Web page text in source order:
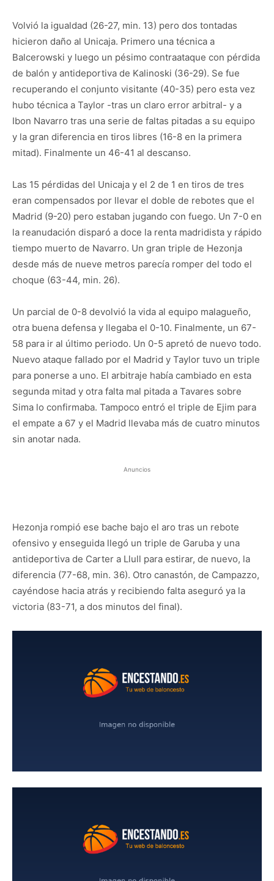
Volvió la igualdad (26-27, min. 13) pero dos tontadas
hicieron daño al Unicaja. Primero una técnica a
Balcerowski y luego un pésimo contraataque con pérdida
de balón y antideportiva de Kalinoski (36-29). Se fue
recuperando el conjunto visitante (40-35) pero esta vez
hubo técnica a Taylor -tras un claro error arbitral- y a
Ibon Navarro tras una serie de faltas pitadas a su equipo
y la gran diferencia en tiros libres (16-8 en la primera
mitad). Finalmente un 46-41 al descanso.
Las 15 pérdidas del Unicaja y el 2 de 1 en tiros de tres
eran compensados por llevar el doble de rebotes que el
Madrid (9-20) pero estaban jugando con fuego. Un 7-0 en
la reanudación disparó a doce la renta madridista y rápido
tiempo muerto de Navarro. Un gran triple de Hezonja
desde más de nueve metros parecía romper del todo el
choque (63-44, min. 26).
Un parcial de 0-8 devolvió la vida al equipo malagueño,
otra buena defensa y llegaba el 0-10. Finalmente, un 67-
58 para ir al último periodo. Un 0-5 apretó de nuevo todo.
Nuevo ataque fallado por el Madrid y Taylor tuvo un triple
para ponerse a uno. El arbitraje había cambiado en esta
segunda mitad y otra falta mal pitada a Tavares sobre
Sima lo confirmaba. Tampoco entró el triple de Ejim para
el empate a 67 y el Madrid llevaba más de cuatro minutos
sin anotar nada.
Anuncios
Hezonja rompió ese bache bajo el aro tras un rebote
ofensivo y enseguida llegó un triple de Garuba y una
antideportiva de Carter a Llull para estirar, de nuevo, la
diferencia (77-68, min. 36). Otro canastón, de Campazzo,
cayéndose hacia atrás y recibiendo falta aseguró ya la
victoria (83-71, a dos minutos del final).